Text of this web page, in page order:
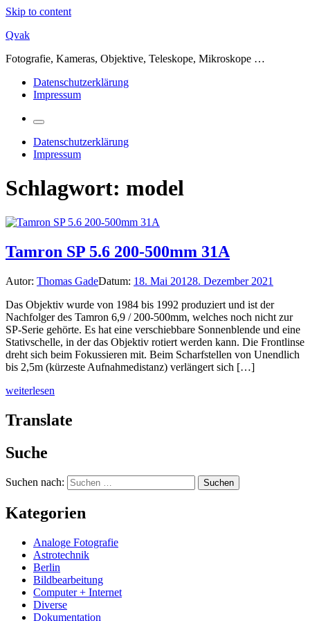
Skip to content
Qvak
Fotografie, Kameras, Objektive, Teleskope, Mikroskope …
Datenschutzerklärung
Impressum
Datenschutzerklärung
Impressum
Schlagwort: model
Tamron SP 5.6 200-500mm 31A
Autor: Thomas GadeDatum: 18. Mai 20128. Dezember 2021
Das Objektiv wurde von 1984 bis 1992 produziert und ist der
Nachfolger des Tamron 6,9 / 200-500mm, welches noch nicht zur
SP-Serie gehörte. Es hat eine verschiebbare Sonnenblende und eine
Stativschelle, in der das Objektiv rotiert werden kann. Die Frontlinse
dreht sich beim Fokussieren mit. Beim Scharfstellen von Unendlich
bis 2,5m (kürzeste Aufnahmedistanz) verlängert sich […]
weiterlesen
Translate
Suche
Suchen nach:
Kategorien
Analoge Fotografie
Astrotechnik
Berlin
Bildbearbeitung
Computer + Internet
Diverse
Dokumentation